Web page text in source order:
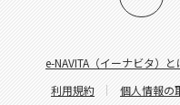
e-NAVITA（イーナビタ）と
利用規約
個人情報の